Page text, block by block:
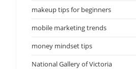
makeup tips for beginners
mobile marketing trends
money mindset tips
National Gallery of Victoria